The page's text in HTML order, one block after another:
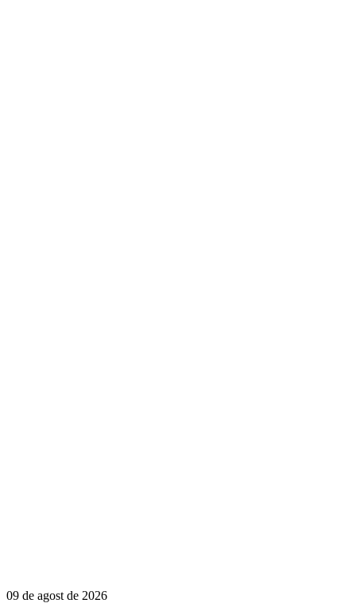
09 de agost de 2026